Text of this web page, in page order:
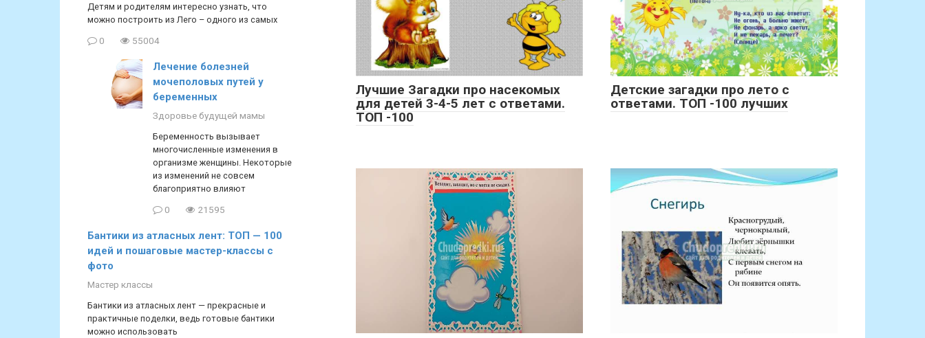
Лучшие Загадки про насекомых
для детей 3-4-5 лет с ответами.
ТОП -100
Детские загадки про лето с
ответами. ТОП -100 лучших
Детям и родителям интересно узнать, что
можно построить из Лего – одного из самых
0 55004
Лечение болезней
мочеполовых путей у
беременных
Здоровье будущей мамы
Беременность вызывает
многочисленные изменения в
организме женщины. Некоторые
из изменений не совсем
благоприятно влияют
0 21595
Бантики из атласных лент: ТОП — 100
идей и пошаговые мастер-классы с
фото
Мастер классы
Бантики из атласных лент — прекрасные и
практичные поделки, ведь готовые бантики
можно использовать